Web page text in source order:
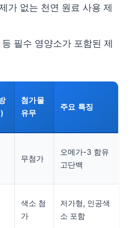
가 없는 천연 원료 사용 제
필수 영양소가 포함된 제
첨가물
유무
주요 특징
무첨가
오메가-3 함유
고단백
색소 첨
가
저가형, 인공색
소 포함